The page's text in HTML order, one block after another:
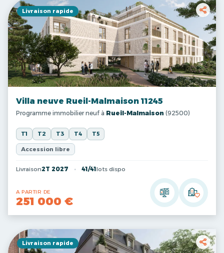
Livraison rapide
Villa neuve Rueil-Malmaison 11245
Programme immobilier neuf à Rueil-Malmaison (92500)
T1 T2 T3 T4 T5
Accession libre
Livraison2T 2027 41/41 lots dispo
A PARTIR DE
251 000 €
Livraison rapide